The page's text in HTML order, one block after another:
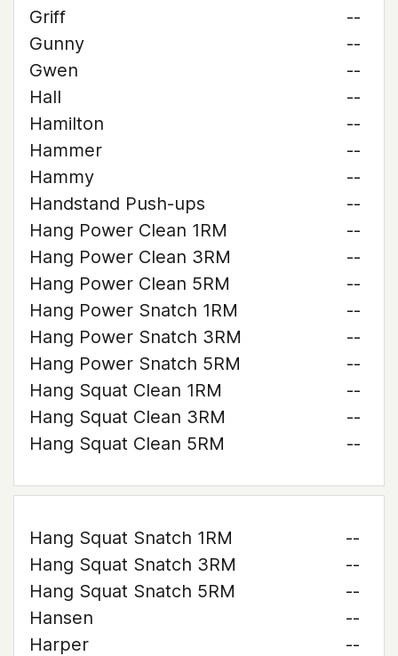
Griff
--
Gunny
--
Gwen
--
Hall
--
Hamilton
--
Hammer
--
Hammy
--
Handstand Push-ups
--
Hang Power Clean 1RM
--
Hang Power Clean 3RM
--
Hang Power Clean 5RM
--
Hang Power Snatch 1RM
--
Hang Power Snatch 3RM
--
Hang Power Snatch 5RM
--
Hang Squat Clean 1RM
--
Hang Squat Clean 3RM
--
Hang Squat Clean 5RM
--
Hang Squat Snatch 1RM
--
Hang Squat Snatch 3RM
--
Hang Squat Snatch 5RM
--
Hansen
--
Harper
--